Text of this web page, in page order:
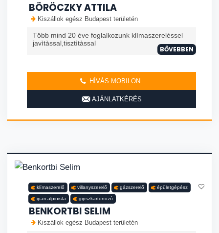
BÖRÖCZKY ATTILA
Kiszállok egész Budapest területén
Több mind 20 ève foglalkozunk klìmaszerelèssel
javìtàssal,tisztìtàssal
BŐVEBBEN
HÍVÁS MOBILON
AJÁNLATKÉRÉS
klímaszerelő villanyszerelő gázszerelő épületgépész
ipari alpinista gipszkartonozó
BENKORTBI SELIM
Kiszállok egész Budapest területén